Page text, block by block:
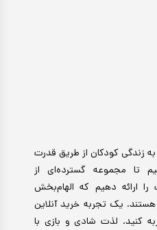
زندگی کودکان از طریق قدرت
تا مجموعه گسترده‌ای از
را ارائه دهیم که الهام‌بخش
یک تجربه خرید آنلاین
کنید. لذت شادی و بازی با